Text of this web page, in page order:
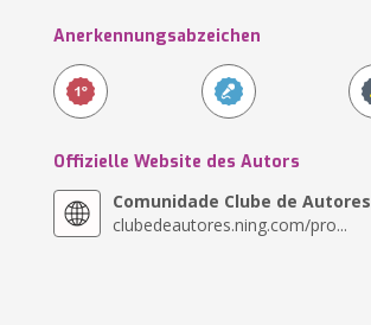
Anerkennungsabzeichen
Offizielle Website des Autors
Comunidade Clube de Autores
clubedeautores.ning.com/pro...